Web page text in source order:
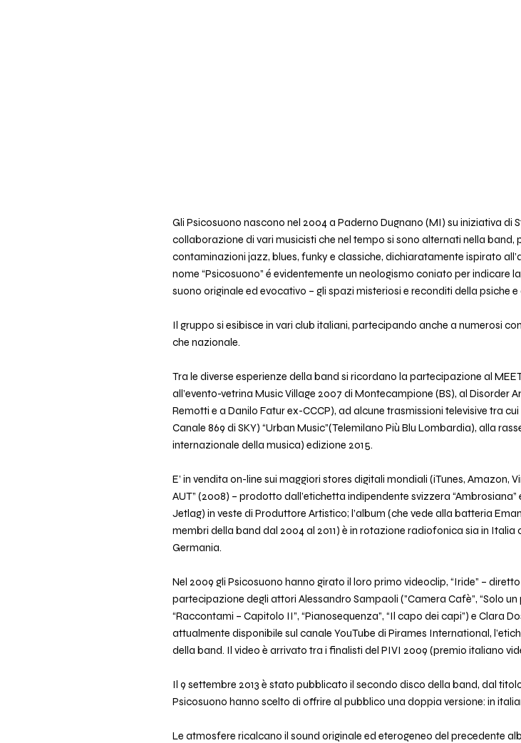
Gli Psicosuono nascono nel 2004 a Paderno Dugnano (MI) su iniziativa di
collaborazione di vari musicisti che nel tempo si sono alternati nella
contaminazioni jazz, blues, funky e classiche, dichiaratamente ispirato
nome “Psicosuono” é evidentemente un neologismo coniato per
suono originale ed evocativo – gli spazi misteriosi e reconditi della psiche e
Il gruppo si esibisce in vari club italiani, partecipando anche a numerosi
che nazionale.
Tra le diverse esperienze della band si ricordano la partecipazione al
all’evento-vetrina Music Village 2007 di Montecampione (BS), al Disorder
Remotti e a Danilo Fatur ex-CCCP), ad alcune trasmissioni televisive tra cui
Canale 869 di SKY) “Urban Music”(Telemilano Più Blu Lombardia), alla
internazionale della musica) edizione 2015.
E’ in vendita on-line sui maggiori stores digitali mondiali (iTunes, Amazon,
AUT” (2008) – prodotto dall’etichetta indipendente svizzera
Jetlag) in veste di Produttore Artistico; l’album (che vede alla batteria
membri della band dal 2004 al 2011) è in rotazione radiofonica sia in Italia
Germania.
Nel 2009 gli Psicosuono hanno girato il loro primo videoclip, “Iride” –
partecipazione degli attori Alessandro Sampaoli (”Camera Cafè”, “Solo un
“Raccontami – Capitolo II”, “Pianosequenza”, “Il capo dei capi”) e Clara
attualmente disponibile sul canale YouTube di Pirames International,
della band. Il video è arrivato tra i finalisti del PIVI 2009 (premio italiano
Il 9 settembre 2013 è stato pubblicato il secondo disco della band, dal
Psicosuono hanno scelto di offrire al pubblico una doppia versione: in
Le atmosfere ricalcano il sound originale ed eterogeneo del precedente